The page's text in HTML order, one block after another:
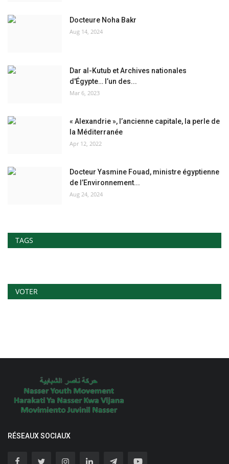
Docteure Noha Bakr
Aug 14, 2024
Dar al-Kutub et Archives nationales
d'Égypte… l’un des...
Mar 6, 2023
« Alexandrie », l’ancienne capitale, la perle de
la Méditerranée
Apr 12, 2022
Docteur Yasmine Fouad, ministre égyptienne
de l’Environnement...
Aug 24, 2024
TAGS
VOTER
RÉSEAUX SOCIAUX